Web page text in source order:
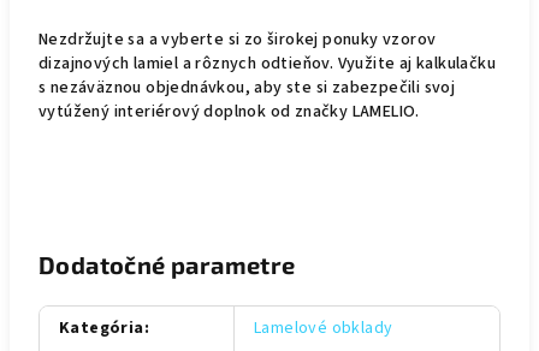
Nezdržujte sa a vyberte si zo širokej ponuky vzorov
dizajnových lamiel a rôznych odtieňov. Využite aj kalkulačku
s nezáväznou objednávkou, aby ste si zabezpečili svoj
vytúžený interiérový doplnok od značky LAMELIO.
Dodatočné parametre
Kategória:
Lamelové obklady